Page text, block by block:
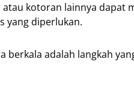
kotoran lainnya
yang diperlukan.
berkala adalah langkah